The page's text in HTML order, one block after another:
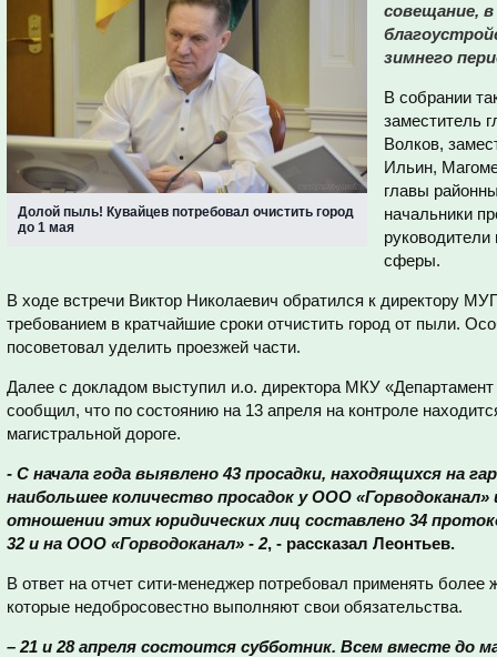
Долой пыль! Кувайцев потребовал очистить город
до 1 мая
совещание,
зимнего
В собрании
заместитель
Волков,
Ильин,
главы
начальники
сферы.
В ходе встречи Виктор Николаевич обратился к директору
требованием в кратчайшие сроки отчистить город от пыли.
посоветовал уделить проезжей части.
Далее с докладом выступил и.о. директора МКУ
сообщил, что по состоянию на 13 апреля на контроле
магистральной дороге.
- С начала года выявлено 43 просадки, находящихся на
наибольшее количество просадок у ООО
отношении этих юридических лиц составлено 34
32 и на ООО «Горводоканал» - 2, - рассказал Леонтьев.
В ответ на отчет сити-менеджер потребовал применять
которые недобросовестно выполняют свои обязательства.
– 21 и 28 апреля состоится субботник. Всем вместе до